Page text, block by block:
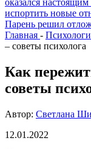
оказался
испортить новые
Парень решил
Главная -
– советы психолога
Как
советы
Автор: Светлана
12.01.2022